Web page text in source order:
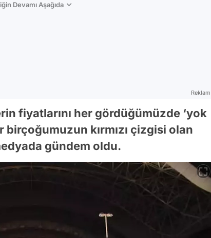
Devamı Aşağıda
Reklam
fiyatlarını her gördüğümüzde ‘yok
kırmızı çizgisi olan
gündem oldu.